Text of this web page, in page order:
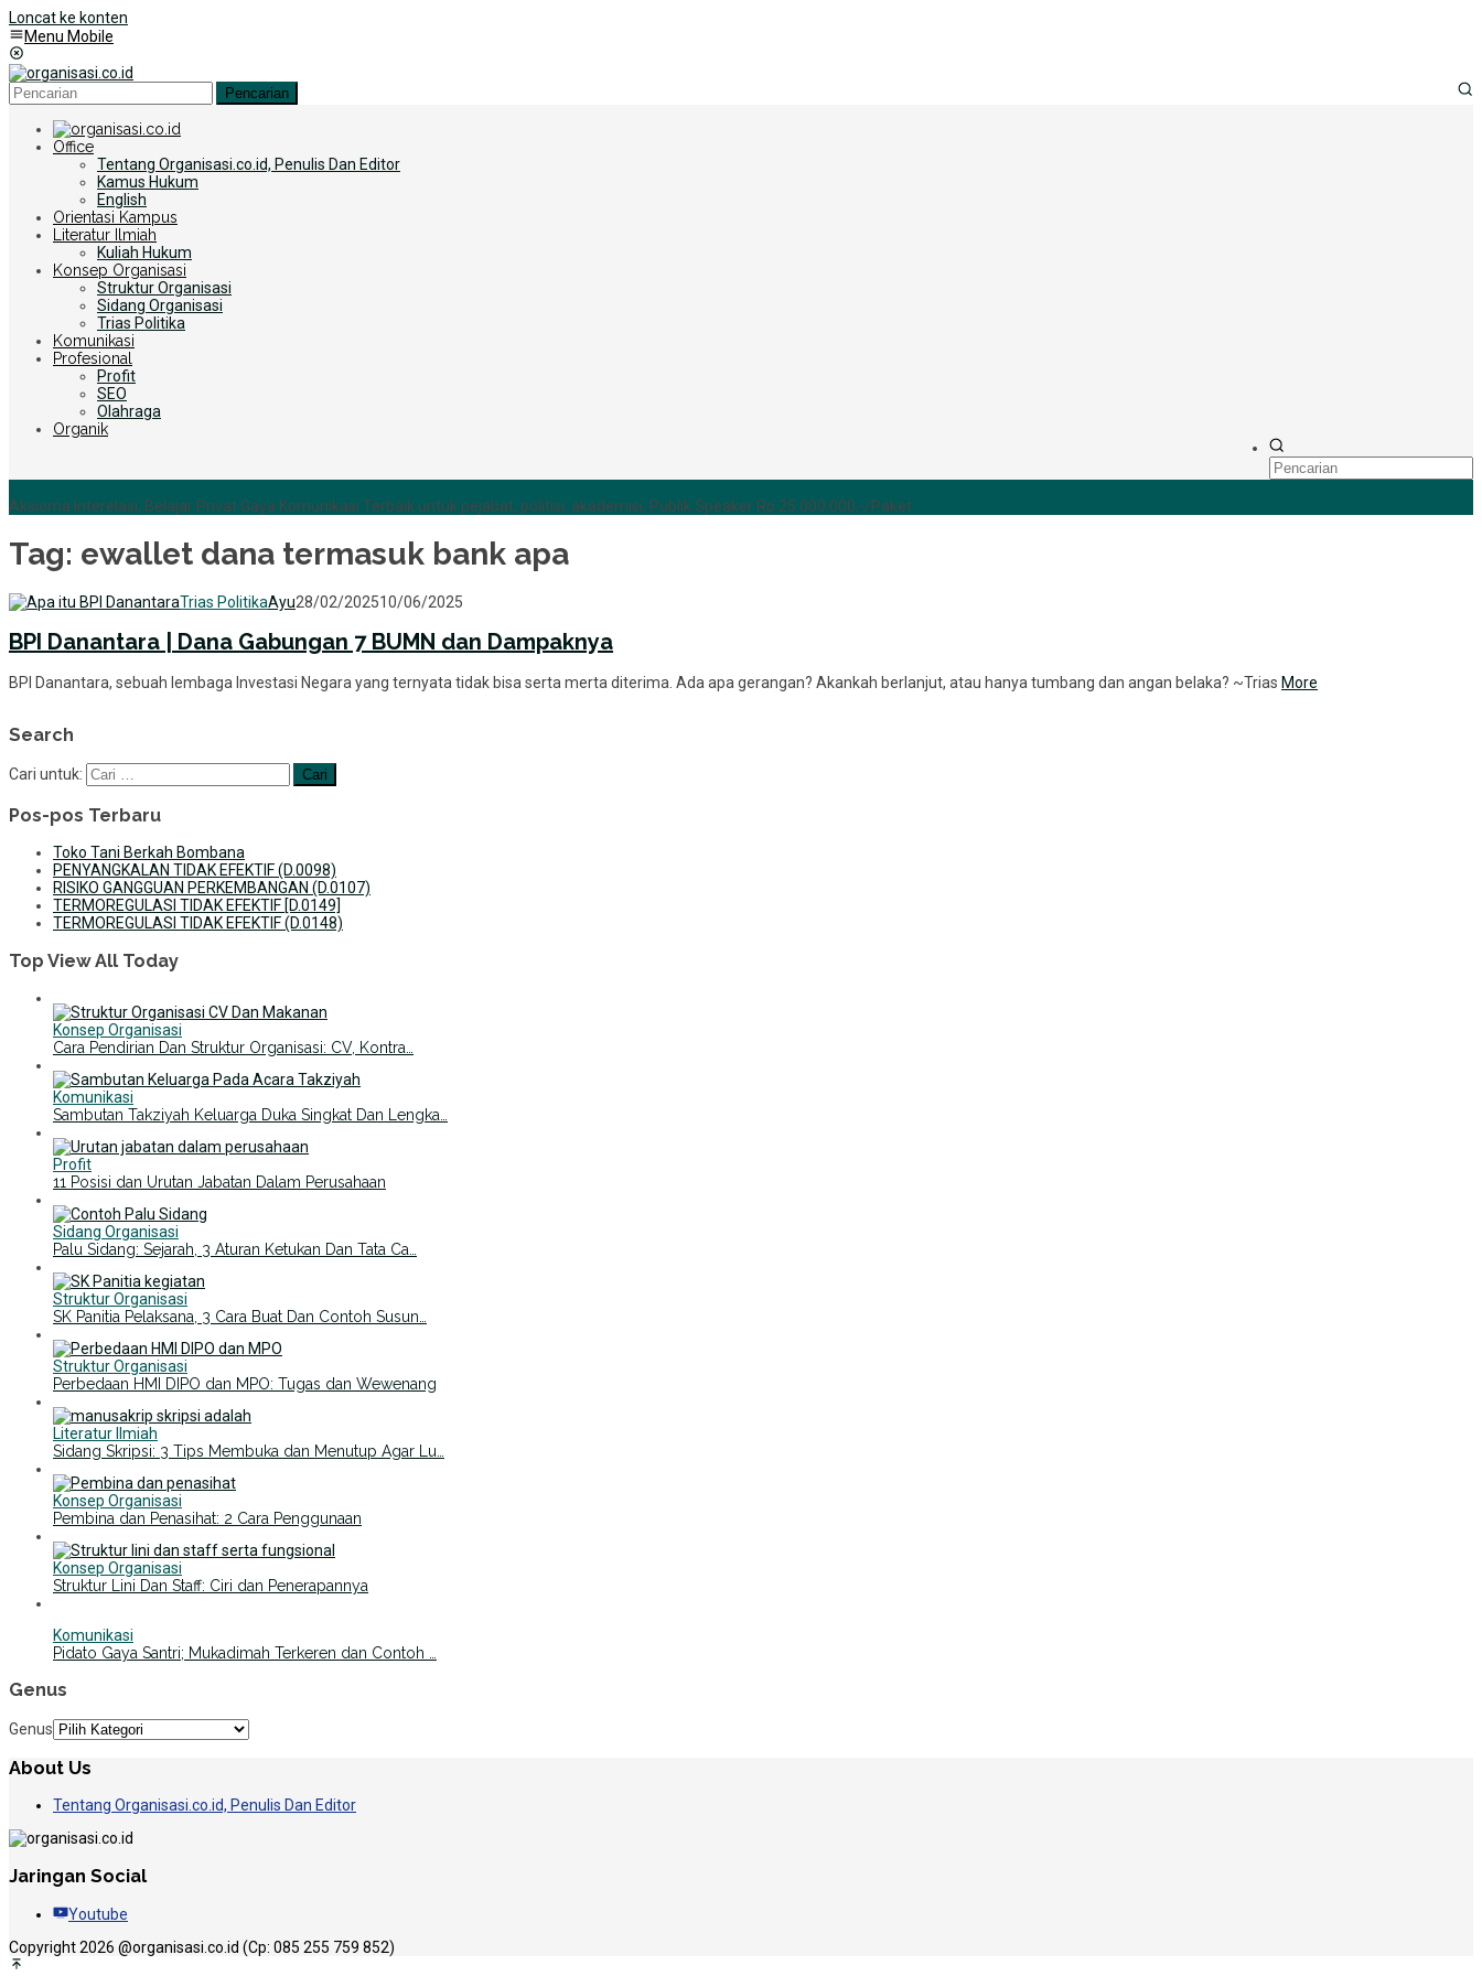
Loncat ke konten
Menu Mobile
Pencarian
Office
Tentang Organisasi.co.id, Penulis Dan Editor
Kamus Hukum
English
Orientasi Kampus
Literatur Ilmiah
Kuliah Hukum
Konsep Organisasi
Struktur Organisasi
Sidang Organisasi
Trias Politika
Komunikasi
Profesional
Profit
SEO
Olahraga
Organik
Aksioma Interelasi, Belajar Privat Gaya Komunikasi Terbaik untuk pejabat, politisi, akademisi, Publik Speaker Rp 25.000.000,-/Paket
Tag: ewallet dana termasuk bank apa
Trias PolitikaAyu28/02/202510/06/2025
BPI Danantara | Dana Gabungan 7 BUMN dan Dampaknya
BPI Danantara, sebuah lembaga Investasi Negara yang ternyata tidak bisa serta merta diterima. Ada apa gerangan? Akankah berlanjut, atau hanya tumbang dan angan belaka? ~Trias More
Search
Cari untuk:
Pos-pos Terbaru
Toko Tani Berkah Bombana
PENYANGKALAN TIDAK EFEKTIF (D.0098)
RISIKO GANGGUAN PERKEMBANGAN (D.0107)
TERMOREGULASI TIDAK EFEKTIF [D.0149]
TERMOREGULASI TIDAK EFEKTIF (D.0148)
Top View All Today
Konsep Organisasi
Cara Pendirian Dan Struktur Organisasi: CV, Kontra…
Komunikasi
Sambutan Takziyah Keluarga Duka Singkat Dan Lengka…
Profit
11 Posisi dan Urutan Jabatan Dalam Perusahaan
Sidang Organisasi
Palu Sidang: Sejarah, 3 Aturan Ketukan Dan Tata Ca…
Struktur Organisasi
SK Panitia Pelaksana, 3 Cara Buat Dan Contoh Susun…
Struktur Organisasi
Perbedaan HMI DIPO dan MPO: Tugas dan Wewenang
Literatur Ilmiah
Sidang Skripsi: 3 Tips Membuka dan Menutup Agar Lu…
Konsep Organisasi
Pembina dan Penasihat: 2 Cara Penggunaan
Konsep Organisasi
Struktur Lini Dan Staff: Ciri dan Penerapannya
Komunikasi
Pidato Gaya Santri; Mukadimah Terkeren dan Contoh …
Genus
Genus
About Us
Tentang Organisasi.co.id, Penulis Dan Editor
Jaringan Social
Youtube
Copyright 2026 @organisasi.co.id (Cp: 085 255 759 852)